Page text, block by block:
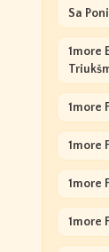
Sa
1more
1more
1more
1more
1more